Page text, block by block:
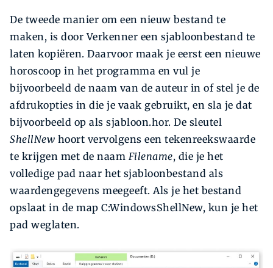
De tweede manier om een nieuw bestand te
maken, is door Verkenner een sjabloonbestand te
laten kopiëren. Daarvoor maak je eerst een nieuwe
horoscoop in het programma en vul je
bijvoorbeeld de naam van de auteur in of stel je de
afdrukopties in die je vaak gebruikt, en sla je dat
bijvoorbeeld op als ­sjabloon.hor. De sleutel
ShellNew hoort vervolgens een tekenreekswaarde
te krijgen met de naam ­Filename, die je het
volledige pad naar het sjabloonbestand als
waardengegevens meegeeft. Als je het bestand
opslaat in de map C:WindowsShellNew, kun je het
pad weglaten.